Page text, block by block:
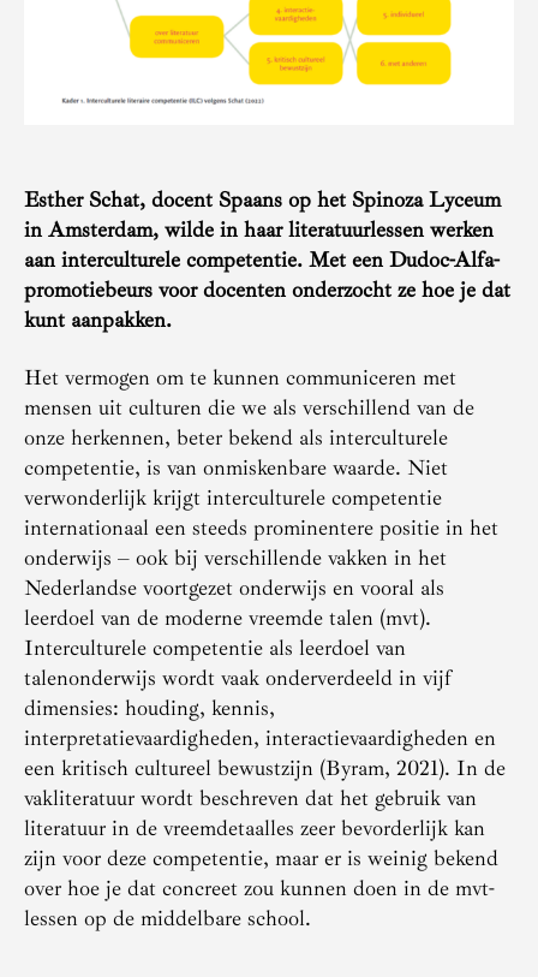
Esther Schat, docent Spaans op het Spinoza Lyceum
in Amsterdam, wilde in haar literatuurlessen werken
aan interculturele competentie. Met een Dudoc-Alfa-
promotiebeurs voor docenten onderzocht ze hoe je dat
kunt aanpakken.
Het vermogen om te kunnen communiceren met
mensen uit culturen die we als verschillend van de
onze herkennen, beter bekend als interculturele
competentie, is van onmiskenbare waarde. Niet
verwonderlijk krijgt interculturele competentie
internationaal een steeds prominentere positie in het
onderwijs – ook bij verschillende vakken in het
Nederlandse voortgezet onderwijs en vooral als
leerdoel van de moderne vreemde talen (mvt).
Interculturele competentie als leerdoel van
talenonderwijs wordt vaak onderverdeeld in vijf
dimensies: houding, kennis,
interpretatievaardigheden, interactievaardigheden en
een kritisch cultureel bewustzijn (Byram, 2021). In de
vakliteratuur wordt beschreven dat het gebruik van
literatuur in de vreemdetaalles zeer bevorderlijk kan
zijn voor deze competentie, maar er is weinig bekend
over hoe je dat concreet zou kunnen doen in de mvt-
lessen op de middelbare school.